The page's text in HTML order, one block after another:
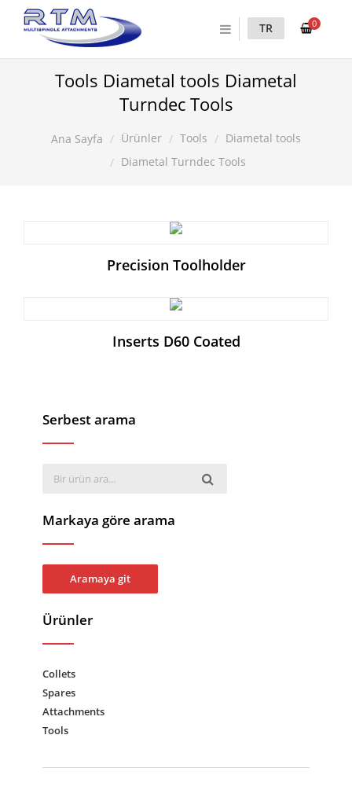
0
TR
Tools Diametal tools Diametal
Turndec Tools
Ana Sayfa Ürünler Tools
Diametal tools
Diametal Turndec Tools
Precision Toolholder
Inserts D60 Coated
Serbest arama
Markaya göre arama
Aramaya git
Ürünler
Collets
Spares
Attachments
Tools